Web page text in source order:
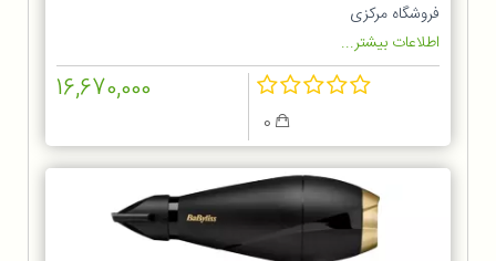
فروشگاه مرکزی
اطلاعات بیشتر...
16,670,000